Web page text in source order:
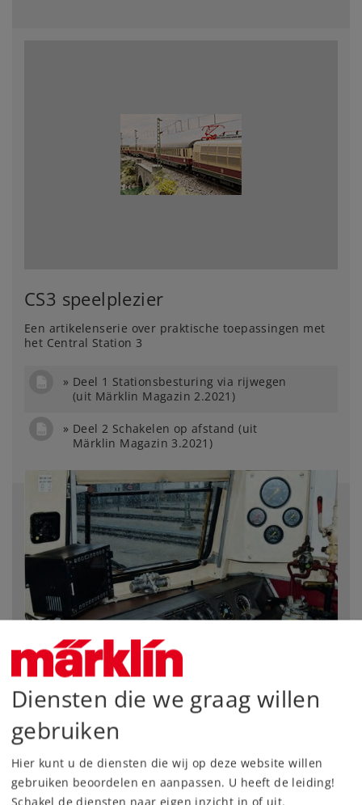
CS3 speelplezier
Een artikelenserie over praktische toepassingen met
het Central Station 3
Deel 1 Stationsbesturing via rijwegen
(uit Märklin Magazin 2.2021)
Deel 2 Schakelen op afstand (uit
Märklin Magazin 3.2021)
Rijden zoals een machinist
Voor uw locomotieven kunt u een virtuele cabine op
het scherm van uw Central Station 3 oproepen,
Diensten die we graag willen
gebruiken
Hier kunt u de diensten die wij op deze website willen
gebruiken beoordelen en aanpassen. U heeft de leiding!